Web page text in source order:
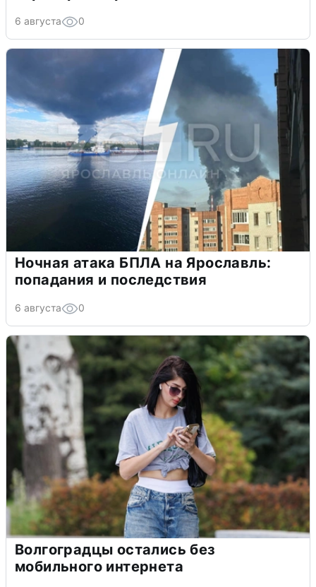
6 августа 0
Ночная атака БПЛА на Ярославль:
попадания и последствия
6 августа 0
Волгоградцы остались без
мобильного интернета